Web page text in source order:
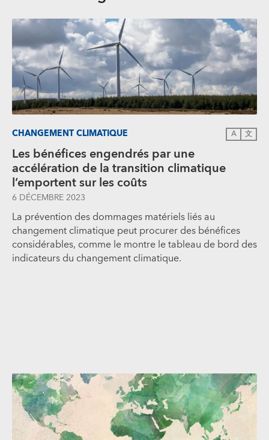
CHANGEMENT CLIMATIQUE A 文
Les bénéfices engendrés par une
accélération de la transition climatique
l’emportent sur les coûts
6 DÉCEMBRE 2023
La prévention des dommages matériels liés au
changement climatique peut procurer des bénéfices
considérables, comme le montre le tableau de bord des
indicateurs du changement climatique.